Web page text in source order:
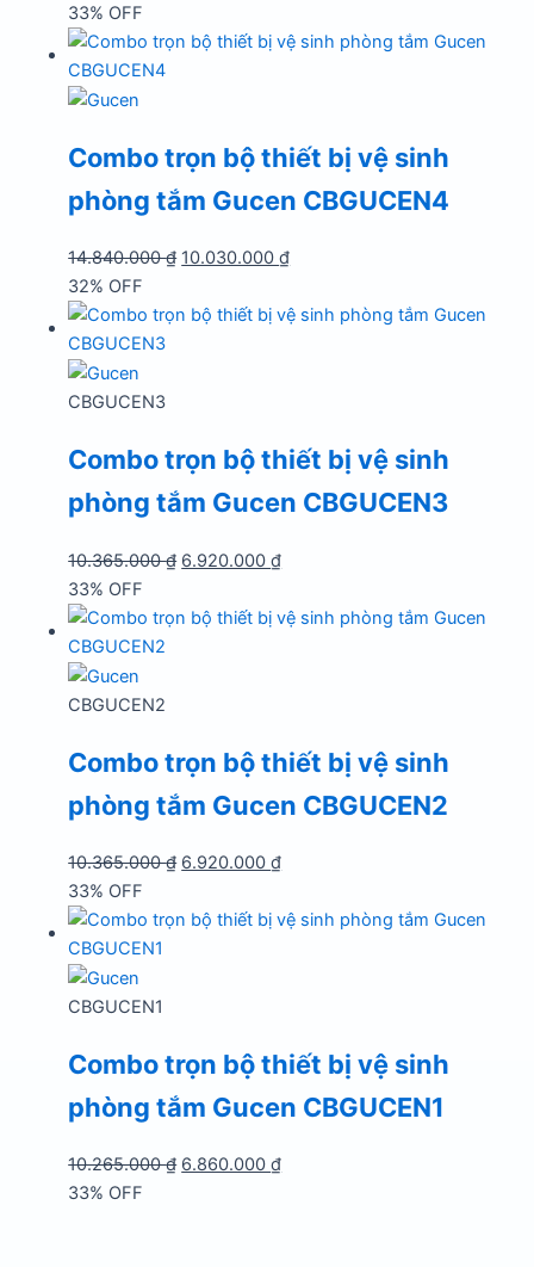
là:
tại
33% OFF
Combo trọn bộ thiết bị vệ sinh
phòng tắm Gucen CBGUCEN4
14.840.000₫ Giá
là:
10.030.000₫Giá
tại
32% OFF
CBGUCEN3
Combo trọn bộ thiết bị vệ sinh
phòng tắm Gucen CBGUCEN3
10.365.000₫ Giá
là:
6.920.000₫Giá
tại
33% OFF
CBGUCEN2
Combo trọn bộ thiết bị vệ sinh
phòng tắm Gucen CBGUCEN2
10.365.000₫ Giá
là:
6.920.000₫Giá
tại
33% OFF
CBGUCEN1
Combo trọn bộ thiết bị vệ sinh
phòng tắm Gucen CBGUCEN1
10.265.000₫ Giá
6.860.000₫Giá
33% OFF